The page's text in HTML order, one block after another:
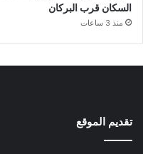
السكان قرب البركان
منذ 3 ساعات
تقديم الموقع